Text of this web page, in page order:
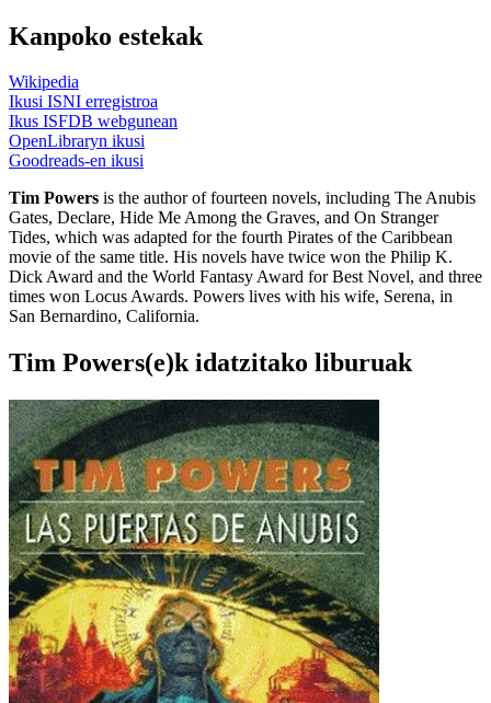
Kanpoko estekak
Wikipedia
Ikusi ISNI erregistroa
Ikus ISFDB webgunean
OpenLibraryn ikusi
Goodreads-en ikusi
Tim Powers is the author of fourteen novels, including The Anubis
Gates, Declare, Hide Me Among the Graves, and On Stranger
Tides, which was adapted for the fourth Pirates of the Caribbean
movie of the same title. His novels have twice won the Philip K.
Dick Award and the World Fantasy Award for Best Novel, and three
times won Locus Awards. Powers lives with his wife, Serena, in
San Bernardino, California.
Tim Powers(e)k idatzitako liburuak